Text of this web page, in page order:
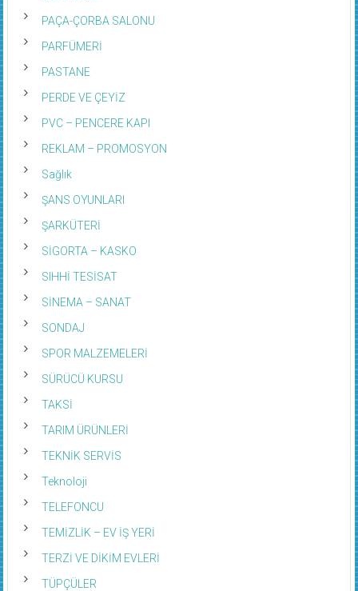
PAÇA-ÇORBA SALONU
PARFÜMERİ
PASTANE
PERDE VE ÇEYİZ
PVC – PENCERE KAPI
REKLAM – PROMOSYON
Sağlık
ŞANS OYUNLARI
ŞARKÜTERİ
SİGORTA – KASKO
SIHHİ TESİSAT
SİNEMA – SANAT
SONDAJ
SPOR MALZEMELERİ
SÜRÜCÜ KURSU
TAKSİ
TARIM ÜRÜNLERİ
TEKNİK SERVİS
Teknoloji
TELEFONCU
TEMİZLİK – EV İŞ YERİ
TERZİ VE DİKİM EVLERİ
TÜPÇÜLER